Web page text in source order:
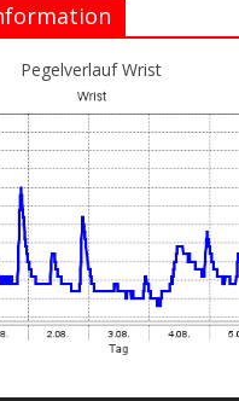
Pegelverlauf Wrist